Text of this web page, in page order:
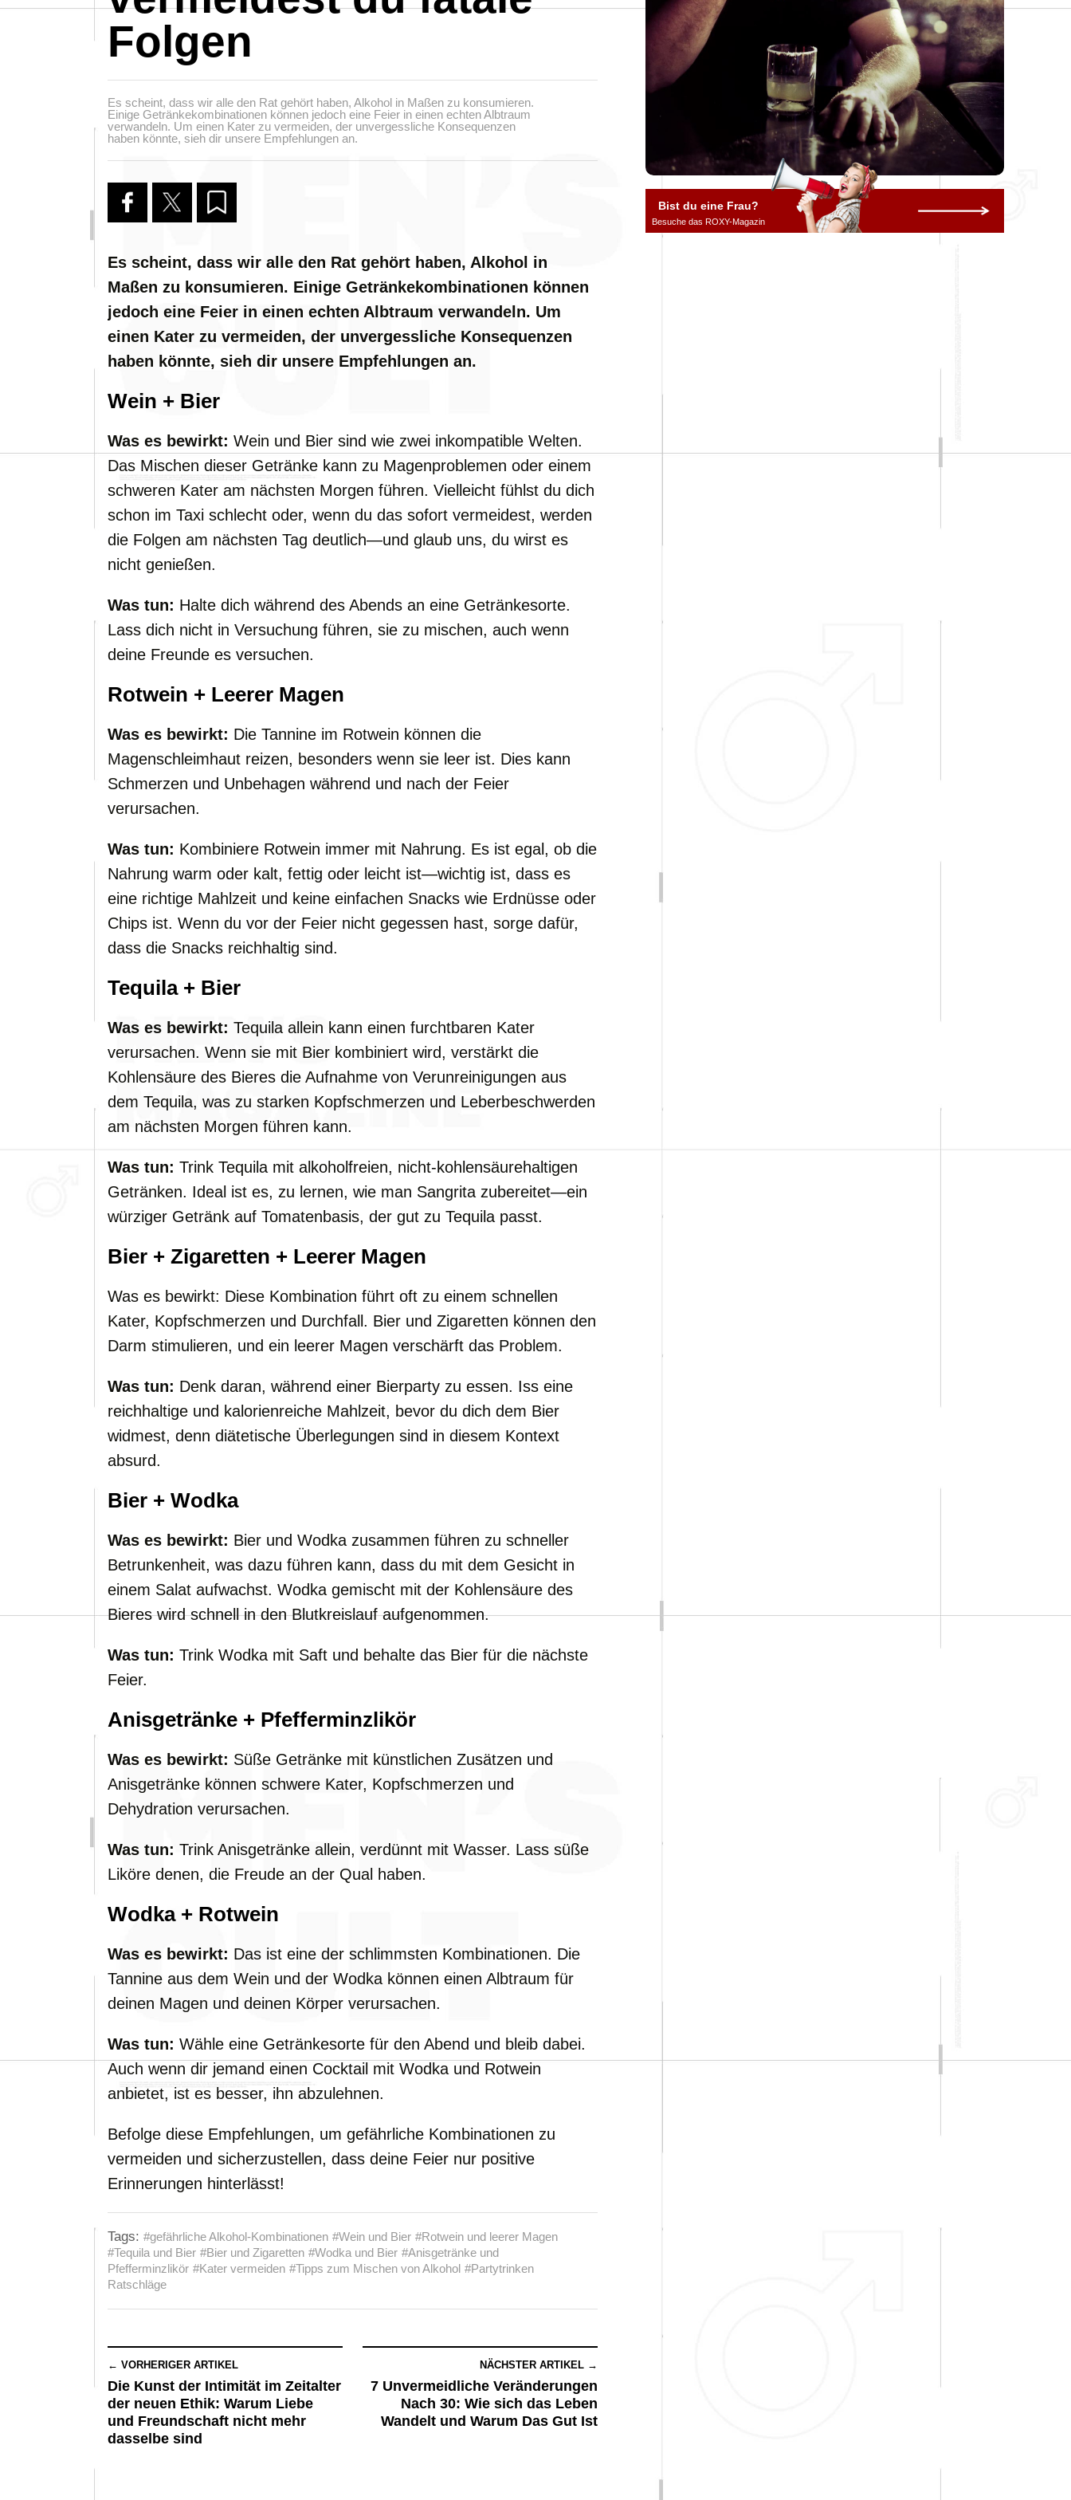
Folgen
Es scheint, dass wir alle den Rat gehört haben, Alkohol in Maßen zu konsumieren.
Einige Getränkekombinationen können jedoch eine Feier in einen echten Albtraum
verwandeln. Um einen Kater zu vermeiden, der unvergessliche Konsequenzen
haben könnte, sieh dir unsere Empfehlungen an.
Es scheint, dass wir alle den Rat gehört haben, Alkohol in
Maßen zu konsumieren. Einige Getränkekombinationen können
jedoch eine Feier in einen echten Albtraum verwandeln. Um
einen Kater zu vermeiden, der unvergessliche Konsequenzen
haben könnte, sieh dir unsere Empfehlungen an.
Wein + Bier
Was es bewirkt: Wein und Bier sind wie zwei inkompatible Welten.
Das Mischen dieser Getränke kann zu Magenproblemen oder einem
schweren Kater am nächsten Morgen führen. Vielleicht fühlst du dich
schon im Taxi schlecht oder, wenn du das sofort vermeidest, werden
die Folgen am nächsten Tag deutlich—und glaub uns, du wirst es
nicht genießen.
Was tun: Halte dich während des Abends an eine Getränkesorte.
Lass dich nicht in Versuchung führen, sie zu mischen, auch wenn
deine Freunde es versuchen.
Rotwein + Leerer Magen
Was es bewirkt: Die Tannine im Rotwein können die
Magenschleimhaut reizen, besonders wenn sie leer ist. Dies kann
Schmerzen und Unbehagen während und nach der Feier
verursachen.
Was tun: Kombiniere Rotwein immer mit Nahrung. Es ist egal, ob die
Nahrung warm oder kalt, fettig oder leicht ist—wichtig ist, dass es
eine richtige Mahlzeit und keine einfachen Snacks wie Erdnüsse oder
Chips ist. Wenn du vor der Feier nicht gegessen hast, sorge dafür,
dass die Snacks reichhaltig sind.
Tequila + Bier
Was es bewirkt: Tequila allein kann einen furchtbaren Kater
verursachen. Wenn sie mit Bier kombiniert wird, verstärkt die
Kohlensäure des Bieres die Aufnahme von Verunreinigungen aus
dem Tequila, was zu starken Kopfschmerzen und Leberbeschwerden
am nächsten Morgen führen kann.
Was tun: Trink Tequila mit alkoholfreien, nicht-kohlensäurehaltigen
Getränken. Ideal ist es, zu lernen, wie man Sangrita zubereitet—ein
würziger Getränk auf Tomatenbasis, der gut zu Tequila passt.
Bier + Zigaretten + Leerer Magen
Was es bewirkt: Diese Kombination führt oft zu einem schnellen
Kater, Kopfschmerzen und Durchfall. Bier und Zigaretten können den
Darm stimulieren, und ein leerer Magen verschärft das Problem.
Was tun: Denk daran, während einer Bierparty zu essen. Iss eine
reichhaltige und kalorienreiche Mahlzeit, bevor du dich dem Bier
widmest, denn diätetische Überlegungen sind in diesem Kontext
absurd.
Bier + Wodka
Was es bewirkt: Bier und Wodka zusammen führen zu schneller
Betrunkenheit, was dazu führen kann, dass du mit dem Gesicht in
einem Salat aufwachst. Wodka gemischt mit der Kohlensäure des
Bieres wird schnell in den Blutkreislauf aufgenommen.
Was tun: Trink Wodka mit Saft und behalte das Bier für die nächste
Feier.
Anisgetränke + Pfefferminzlikör
Was es bewirkt: Süße Getränke mit künstlichen Zusätzen und
Anisgetränke können schwere Kater, Kopfschmerzen und
Dehydration verursachen.
Was tun: Trink Anisgetränke allein, verdünnt mit Wasser. Lass süße
Liköre denen, die Freude an der Qual haben.
Wodka + Rotwein
Was es bewirkt: Das ist eine der schlimmsten Kombinationen. Die
Tannine aus dem Wein und der Wodka können einen Albtraum für
deinen Magen und deinen Körper verursachen.
Was tun: Wähle eine Getränkesorte für den Abend und bleib dabei.
Auch wenn dir jemand einen Cocktail mit Wodka und Rotwein
anbietet, ist es besser, ihn abzulehnen.
Befolge diese Empfehlungen, um gefährliche Kombinationen zu
vermeiden und sicherzustellen, dass deine Feier nur positive
Erinnerungen hinterlässt!
Tags: #gefährliche Alkohol-Kombinationen #Wein und Bier #Rotwein und leerer Magen
#Tequila und Bier #Bier und Zigaretten #Wodka und Bier #Anisgetränke und
Pfefferminzlikör #Kater vermeiden #Tipps zum Mischen von Alkohol #Partytrinken
Ratschläge
← VORHERIGER ARTIKEL
Die Kunst der Intimität im Zeitalter
der neuen Ethik: Warum Liebe
und Freundschaft nicht mehr
dasselbe sind
NÄCHSTER ARTIKEL →
7 Unvermeidliche Veränderungen
Nach 30: Wie sich das Leben
Wandelt und Warum Das Gut Ist
Bist du eine Frau?
Besuche das ROXY-Magazin